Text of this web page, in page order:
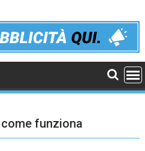
funziona